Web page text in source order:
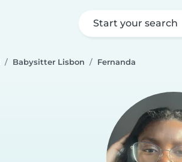
Start your search
Babysitter Lisbon Fernanda